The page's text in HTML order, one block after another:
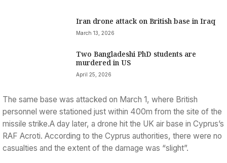
Iran drone attack on British base in Iraq
March 13, 2026
Two Bangladeshi PhD students are
murdered in US
April 25, 2026
The same base was attacked on March 1, where British
personnel were stationed just within 400m from the site of the
missile strike.A day later, a drone hit the UK air base in Cyprus’s
RAF Acroti. According to the Cyprus authorities, there were no
casualties and the extent of the damage was “slight”.